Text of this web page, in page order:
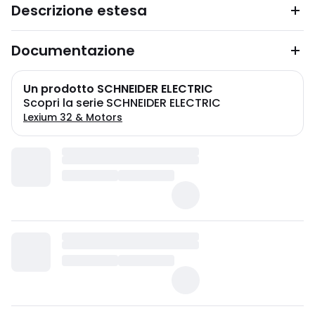
Descrizione estesa
Documentazione
Un prodotto SCHNEIDER ELECTRIC
Scopri la serie SCHNEIDER ELECTRIC
Lexium 32 & Motors